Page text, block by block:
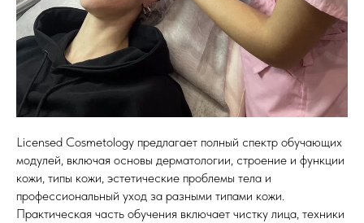
Licensed Cosmetology предлагает полный спектр обучающих
модулей, включая основы дерматологии, строение и функции
кожи, типы кожи, эстетические проблемы тела и
профессиональный уход за разными типами кожи.
Практическая часть обучения включает чистку лица, техники